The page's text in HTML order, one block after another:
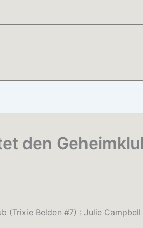
den
(Trixie Belden #7) : Julie Campbell